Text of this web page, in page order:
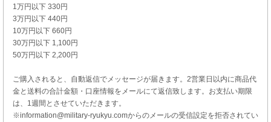
1万円以下 330円
3万円以下 440円
10万円以下 660円
30万円以下 1,100円
50万円以下 2,200円
ご購入されると、自動返信でメッセージが届きます。2営業日以内に商品代
金と送料の合計金額・口座情報をメールにて返信致します。お支払い期限
は、1週間とさせていただきます。
※information@military-ryukyu.comからのメールの受信設定を拒否されてい